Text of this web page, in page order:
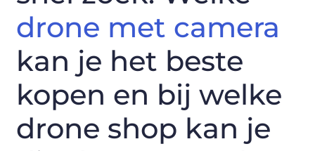
drone met camera
kan je het beste
kopen en bij welke
drone shop kan je